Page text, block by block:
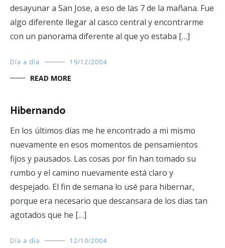
desayunar a San Jose, a eso de las 7 de la mañana. Fue
algo diferente llegar al casco central y encontrarme
con un panorama diferente al que yo estaba […]
Día a día 19/12/2004
READ MORE
Hibernando
En los últimos días me he encontrado a mi mismo
nuevamente en esos momentos de pensamientos
fijos y pausados. Las cosas por fin han tomado su
rumbo y el camino nuevamente está claro y
despejado. El fin de semana lo usé para hibernar,
porque era necesario que descansara de los dias tan
agotados que he […]
Día a día 12/10/2004